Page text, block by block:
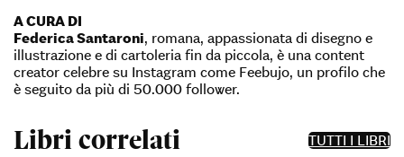
A CURA DI
Federica Santaroni, romana, appassionata di disegno e
illustrazione e di cartoleria fin da piccola, è una content
creator celebre su Instagram come Feebujo, un profilo che
è seguito da più di 50.000 follower.
Libri correlati TUTTI I LIBRI